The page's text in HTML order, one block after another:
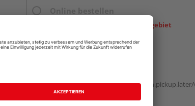
Online bestellen
Ihr Standort ist nicht im Liefergebiet
Lieferbar vonanderen Händlern
Auf Lager beianderen Händlern